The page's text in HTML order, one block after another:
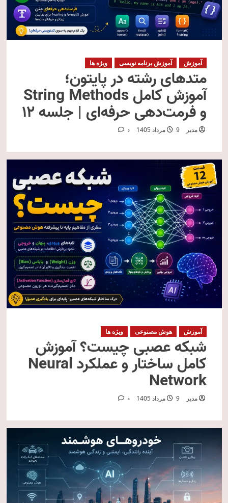
آموزش آموزش برنامه نویسی ویژه ها
متدهای رشته در پایتون؛
آموزش کامل String Methods
و فرمت‌دهی حرفه‌ای | جلسه ۱۲
مدیر 9 مرداد 1405 0
آموزش هوش مصنوعی ویژه ها
شبکه عصبی چیست؟ آموزش
کامل ساختار و عملکرد Neural
Network
مدیر 9 مرداد 1405 0